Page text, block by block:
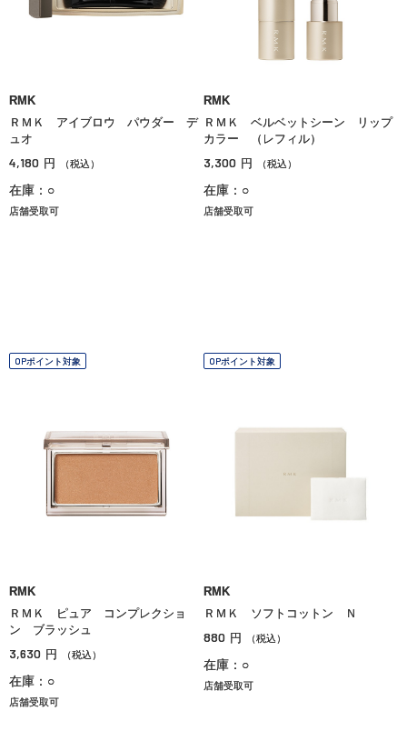
RMK
ＲＭＫ アイブロウ パウダー デ
ュオ
4,180 円 （税込）
在庫：○
店舗受取可
RMK
ＲＭＫ ベルベットシーン リップ
カラー （レフィル）
3,300 円 （税込）
在庫：○
店舗受取可
OPポイント対象
RMK
ＲＭＫ ピュア コンプレクショ
ン ブラッシュ
3,630 円 （税込）
在庫：○
店舗受取可
OPポイント対象
RMK
ＲＭＫ ソフトコットン Ｎ
880 円 （税込）
在庫：○
店舗受取可